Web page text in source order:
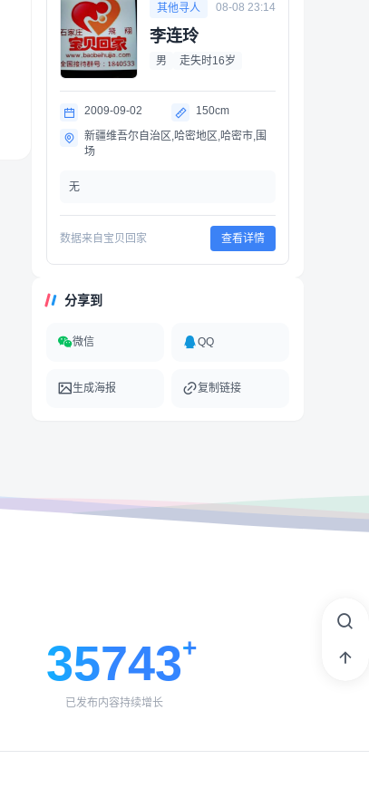
其他寻人 08-08 23:14
李连玲
男 走失时16岁
2009-09-02
150cm
新疆维吾尔自治区,哈密地区,哈密市,围
场
无
数据来自宝贝回家 查看详情
分享到
微信 QQ
生成海报 复制链接
35743
已发布内容持续增长